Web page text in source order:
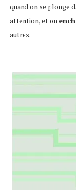
quand on se plonge
attention, et on
autres.